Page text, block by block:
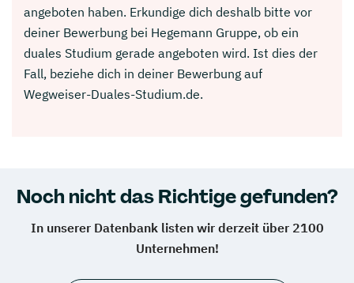
angeboten haben. Erkundige dich deshalb bitte vor
deiner Bewerbung bei Hegemann Gruppe, ob ein
duales Studium gerade angeboten wird. Ist dies der
Fall, beziehe dich in deiner Bewerbung auf
Wegweiser-Duales-Studium.de.
Noch nicht das Richtige gefunden?
In unserer Datenbank listen wir derzeit über 2100
Unternehmen!